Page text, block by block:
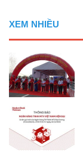
XEM NHIỀU